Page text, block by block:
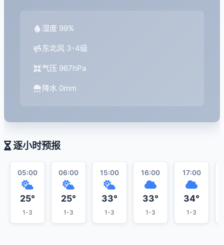
湿度 99%
东北风 3-4级
气压 967hPa
降水 0mm
逐小时预报
05:00
25°
1-3
06:00
25°
1-3
15:00
33°
1-3
16:00
33°
1-3
17:00
34°
1-3